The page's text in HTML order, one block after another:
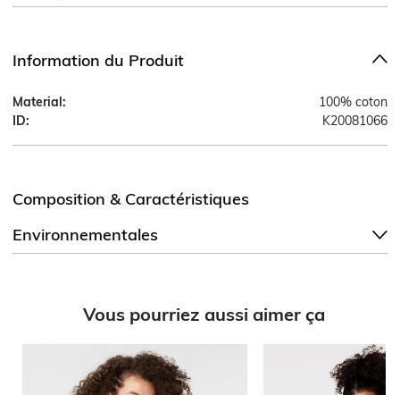
Information du Produit
Material:
100% coton
ID:
K20081066
Composition & Caractéristiques
Environnementales
Vous pourriez aussi aimer ça